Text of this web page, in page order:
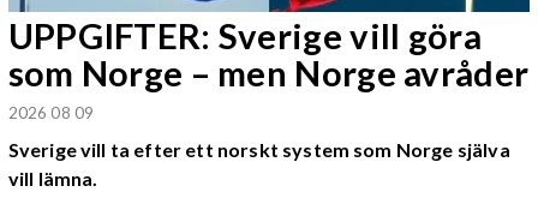
UPPGIFTER: Sverige vill göra
som Norge – men Norge avråder
2026 08 09
Sverige vill ta efter ett norskt system som Norge själva
vill lämna.